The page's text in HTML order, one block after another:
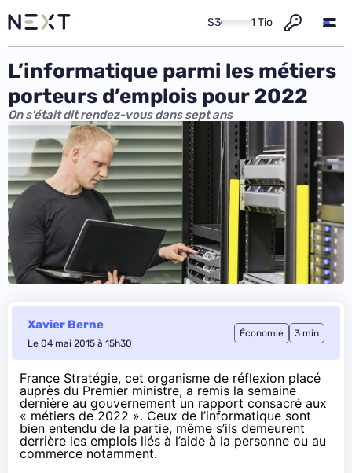
S3 1 Tio
L’informatique parmi les métiers
porteurs d’emplois pour 2022
On s'était dit rendez-vous dans sept ans
Xavier Berne
Le 04 mai 2015 à 15h30
Économie 3 min
France Stratégie, cet organisme de réflexion placé
auprès du Premier ministre, a remis la semaine
dernière au gouvernement un rapport consacré aux
« métiers de 2022 ». Ceux de l’informatique sont
bien entendu de la partie, même s’ils demeurent
derrière les emplois liés à l’aide à la personne ou au
commerce notamment.